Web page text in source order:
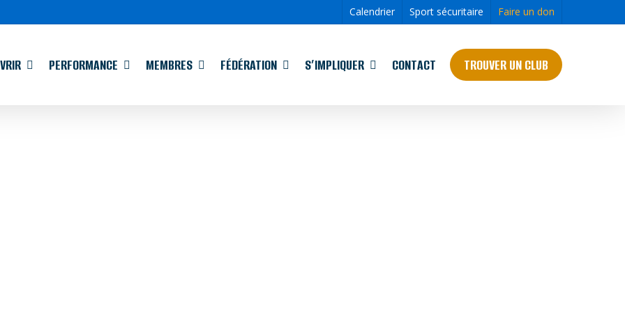
Calendrier Sport sécuritaire Faire un don
PERFORMANCE MEMBRES FÉDÉRATION S’IMPLIQUER CONTACT TROUVER UN CLUB